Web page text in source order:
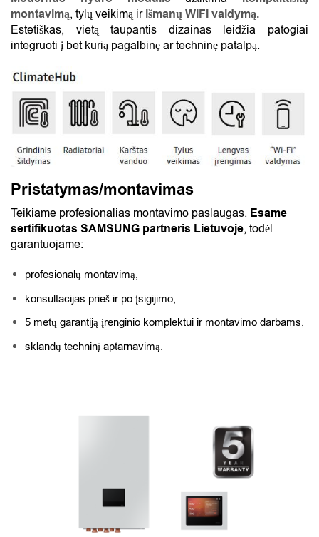
montavimą, tylų veikimą irišmanų WIFI valdymą.
Estetiškas, vietą taupantis dizainas leidžia patogiai
integruoti į bet kurią pagalbinę ar techninę patalpą.
Pristatymas/montavimas
Teikiame profesionalias montavimo paslaugas. Esame
sertifikuotas SAMSUNG partneris Lietuvoje, todėl
garantuojame:
profesionalų montavimą,
konsultacijas prieš ir po įsigijimo,
5 metų garantiją įrenginio komplektui ir montavimo darbams,
sklandų techninį aptarnavimą.